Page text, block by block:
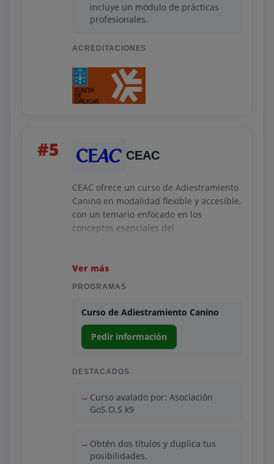
incluye un módulo de prácticas
profesionales.
ACREDITACIONES
#5 CEAC
CEAC ofrece un curso de Adiestramiento
Canino en modalidad flexible y accesible,
con un temario enfocado en los
conceptos esenciales del
positivo y corrección de conductas. Su
modelo permite estudiar a distancia, con
adaptado al ritmo del alumno.
Adicionalmente, CEAC facilita la
realización de prácticas en centros
profesionales del sector, para que los
en un entorno real. Esta combinación de
formación teórica y experiencia práctica
residencias, asociaciones de animales o
Ver más
PROGRAMAS
Curso de Adiestramiento Canino
Pedir información
DESTACADOS
Curso avalado por: Asociación
GoS.O.S k9
Obtén dos títulos y duplica tus
posibilidades.